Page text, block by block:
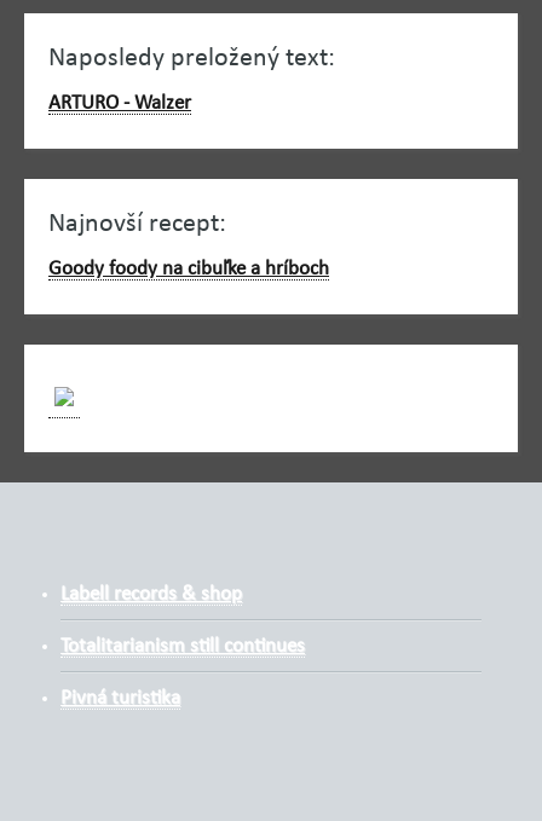
Naposledy preložený text:
ARTURO - Walzer
Najnovší recept:
Goody foody na cibuľke a hríboch
Labell records & shop
Totalitarianism still continues
Pivná turistika